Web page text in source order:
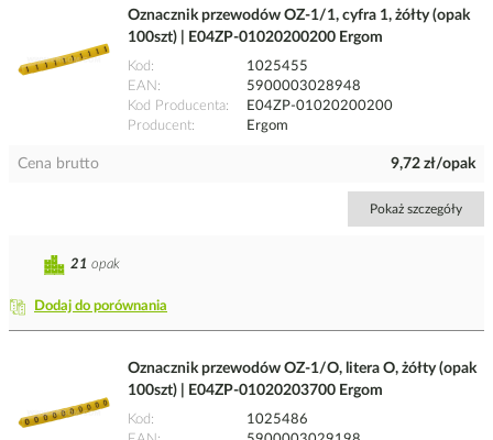
Oznacznik przewodów OZ-1/1, cyfra 1, żółty (opak
100szt) | E04ZP-01020200200 Ergom
Kod
1025455
EAN
5900003028948
Kod Producenta
E04ZP-01020200200
Producent
Ergom
Cena brutto 9,72 zł/opak
Pokaż szczegóły
Dodaj do porównania
21 opak
Oznacznik przewodów OZ-1/O, litera O, żółty (opak
100szt) | E04ZP-01020203700 Ergom
Kod
1025486